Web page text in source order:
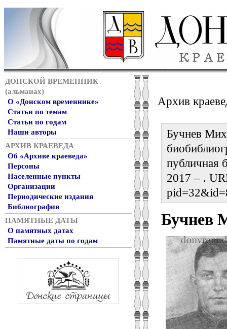
ДОНСКОЙ ВРЕМЕННИК
(альманах)
О «Донском временнике»
Статьи по темам
Статьи по годам
Наши авторы
АРХИВ КРАЕВЕДА
Об «Архиве краеведа»
Персоны
Населенные пункты
Организации
Периодические издания
Библиография
ПАМЯТНЫЕ ДАТЫ
О памятных датах
Памятные даты по годам
Архив
Бучнев
публичная
2017 – .
Бучнев